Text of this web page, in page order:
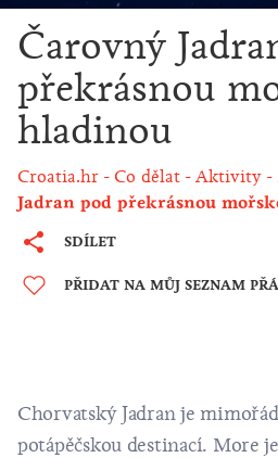
Čarovný
překrásnou
hladinou
Croatia.hr Co dělat Aktivity
Jadran pod překrásnou
SDÍLET
PŘIDAT NA MŮJ SEZNAM
Chorvatský Jadran je
potápěčskou destinací. More